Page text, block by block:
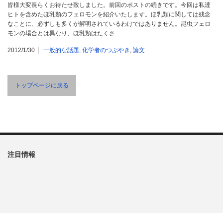
皆様大変長らくお待たせ致しました。前回のポストの続きです。今回は私達
ヒトを含めたほ乳類のフェロモンを紹介いたします。ほ乳類に関しては残念
なことに、必ずしも多くが解明されているわけではありません。昆虫フェロ
モンの場合とは異なり、ほ乳類はたくさ…
2012/1/30 一般的な話題, 化学者のつぶやき , 論文
トップページに戻る
注目情報